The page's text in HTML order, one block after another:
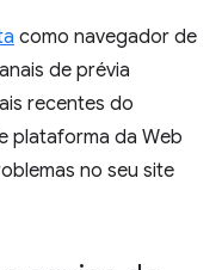
como navegador de
de prévia
recentes do
plataforma da Web
no seu site